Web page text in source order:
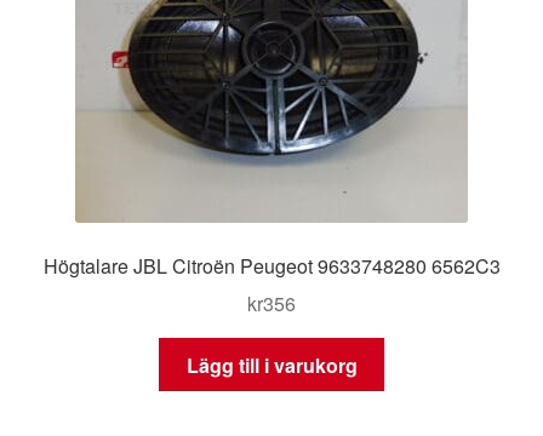
Högtalare JBL Citroën Peugeot 9633748280 6562C3
kr356
Lägg till i varukorg